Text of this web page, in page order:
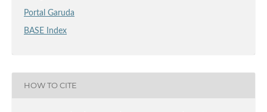
Portal Garuda
BASE Index
HOW TO CITE